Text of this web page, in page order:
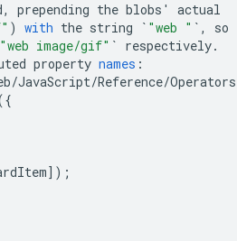
, prepending the blobs '
actual
) with the string ` "web " ` ,
so
"web image/gif" ` respectively.
property names :
/JavaScript/Reference/Operators
{
] );